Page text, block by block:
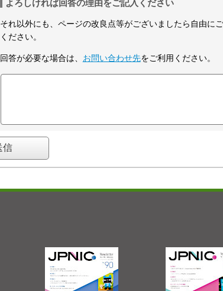
よろしければ回答の理由をご記入ください
それ以外にも、ページの改良点等がございましたら自由に
ください。
回答が必要な場合は、 お問い合わせ先をご利用ください。